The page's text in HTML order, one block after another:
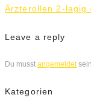
Beitrags-
Navigation
Ärzterollen 2-lagig
Leave a reply
Du musst angemeldet
Kategorien